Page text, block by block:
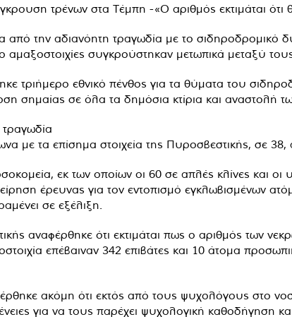
τρένων στα Τέμπη -«Ο αριθμός εκτιμάται ότι
από την αδιανόητη τραγωδία με το
αμαξοστοιχίες συγκρούστηκαν μετωπικά μεταξύ
εθνικό πένθος για τα θύματα του
σημαίας σε όλα τα δημόσια κτίρια και αναστολή
με τα επίσημα στοιχεία της Πυροσβεστικής, σε
εκ των οποίων οι 60 σε απλές κλίνες και
έρευνας για τον εντοπισμό εγκλωβισμένων
σε εξέλιξη.
αναφέρθηκε ότι εκτιμάται πως ο αριθμός των
επέβαιναν 342 επιβάτες και 10 άτομα
ακόμη ότι εκτός από τους ψυχολόγους στο
για να τους παρέχει ψυχολογική καθοδήγηση